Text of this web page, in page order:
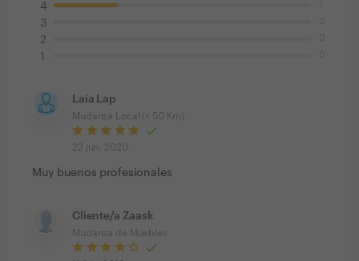
4
3
2
1
Laia Lap
Mudanza Local (< 50 Km)
22 jun. 2020
Muy buenos profesionales
Cliente/a Zaask
Mudanza de Muebles